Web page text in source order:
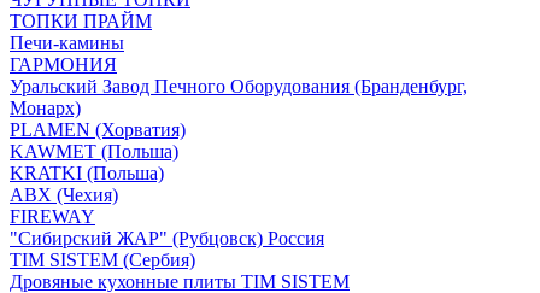
ТОПКИ ПРАЙМ
Печи-камины
ГАРМОНИЯ
Уральский Завод Печного Оборудования (Бранденбург,
Монарх)
PLAMEN (Хорватия)
KAWMET (Польша)
KRATKI (Польша)
ABX (Чехия)
FIREWAY
"Сибирский ЖАР" (Рубцовск) Россия
TIM SISTEM (Сербия)
Дровяные кухонные плиты TIM SISTEM